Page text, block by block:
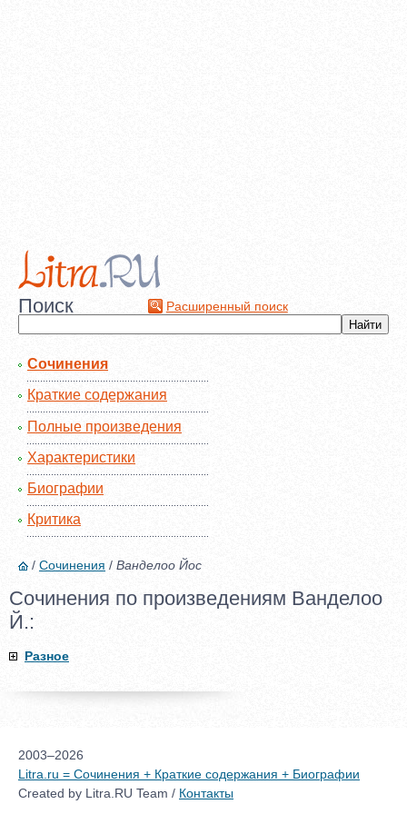
Поиск Расширенный поиск
Сочинения
Краткие содержания
Полные произведения
Характеристики
Биографии
Критика
/ Сочинения / Ванделоо Йос
Сочинения по произведениям Ванделоо
Й.:
Разное
2003–2026
Litra.ru = Сочинения + Краткие содержания + Биографии
Created by Litra.RU Team / Контакты